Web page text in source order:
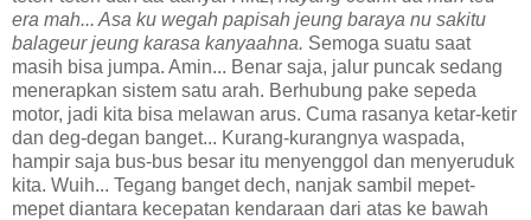
era mah... Asa ku wegah papisah jeung baraya nu sakitu
balageur jeung karasa kanyaahna. Semoga suatu saat
masih bisa jumpa. Amin... Benar saja, jalur puncak sedang
menerapkan sistem satu arah. Berhubung pake sepeda
motor, jadi kita bisa melawan arus. Cuma rasanya ketar-ketir
dan deg-degan banget... Kurang-kurangnya waspada,
hampir saja bus-bus besar itu menyenggol dan menyeruduk
kita. Wuih... Tegang banget dech, nanjak sambil mepet-
mepet diantara kecepatan kendaraan dari atas ke bawah